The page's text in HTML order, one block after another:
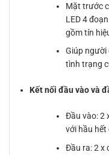
Mặt trước
LED 4
gồm tín
Giúp người
tình trạng
Kết nối đầu vào và
Đầu vào: 2
với hầu hết
Đầu ra: 2 x